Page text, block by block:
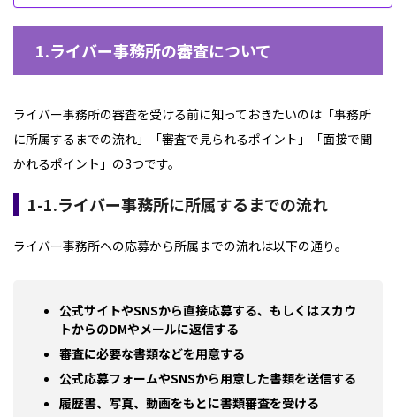
1.ライバー事務所の審査について
ライバー事務所の審査を受ける前に知っておきたいのは「事務所
に所属するまでの流れ」「審査で見られるポイント」「面接で聞
かれるポイント」の3つです。
1-1.ライバー事務所に所属するまでの流れ
ライバー事務所への応募から所属までの流れは以下の通り。
公式サイトやSNSから直接応募する、もしくはスカウ
トからのDMやメールに返信する
審査に必要な書類などを用意する
公式応募フォームやSNSから用意した書類を送信する
履歴書、写真、動画をもとに書類審査を受ける